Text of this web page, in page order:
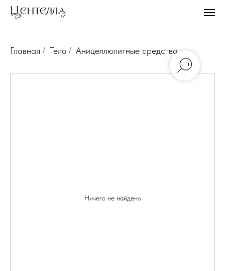
Главная / Тело / Аницеллюлитные средства
Ничего не найдено